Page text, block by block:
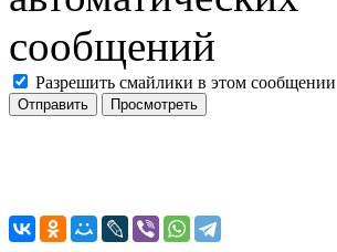
Разрешить смайлики в этом сообщении